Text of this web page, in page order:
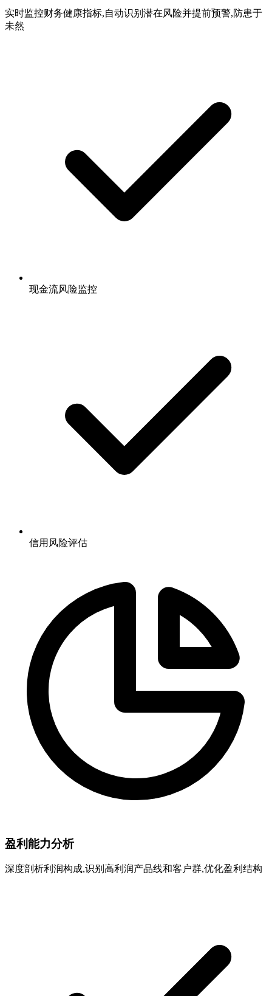
实时监控财务健康指标,自动识别潜在风险并提前预警,防患于
未然
现金流风险监控
信用风险评估
盈利能力分析
深度剖析利润构成,识别高利润产品线和客户群,优化盈利结构